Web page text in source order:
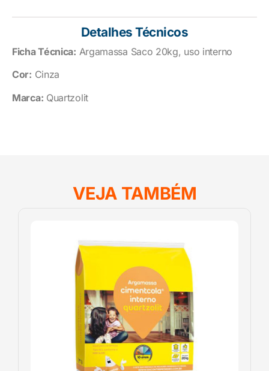
Detalhes Técnicos
Ficha Técnica: Argamassa Saco 20kg, uso interno
Cor: Cinza
Marca: Quartzolit
VEJA TAMBÉM